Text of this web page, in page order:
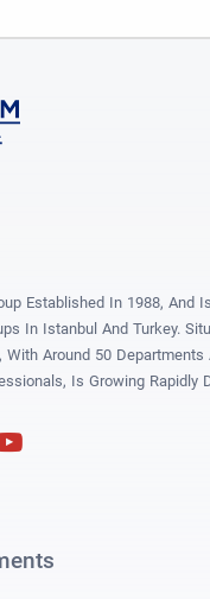
Established In 1988, And
In Istanbul And Turkey.
Around 50 Departments
Is Growing Rapidly